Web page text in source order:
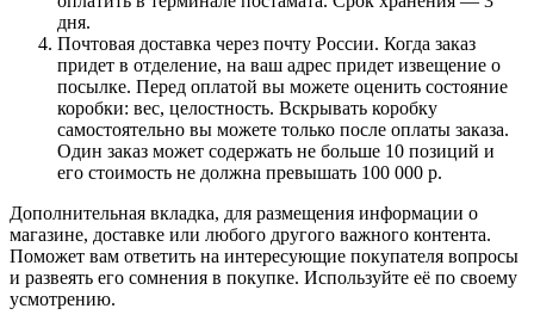
дня.
Почтовая доставка через почту России. Когда заказ
придет в отделение, на ваш адрес придет извещение о
посылке. Перед оплатой вы можете оценить состояние
коробки: вес, целостность. Вскрывать коробку
самостоятельно вы можете только после оплаты заказа.
Один заказ может содержать не больше 10 позиций и
его стоимость не должна превышать 100 000 р.
Дополнительная вкладка, для размещения информации о
магазине, доставке или любого другого важного контента.
Поможет вам ответить на интересующие покупателя вопросы
и развеять его сомнения в покупке. Используйте её по своему
усмотрению.